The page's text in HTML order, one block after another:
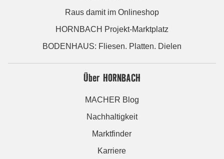
Raus damit im Onlineshop
HORNBACH Projekt-Marktplatz
BODENHAUS: Fliesen. Platten. Dielen
Über HORNBACH
MACHER Blog
Nachhaltigkeit
Marktfinder
Karriere